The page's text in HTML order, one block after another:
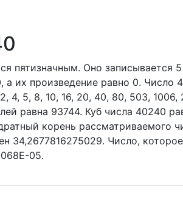
пятизначным. Оно записывается
а их произведение равно 0. Число
2, 4, 5, 8, 10, 16, 20, 40, 80, 503, 1006,
равна 93744. Куб числа 40240
корень рассматриваемого
34,2677816275029. Число,
05.